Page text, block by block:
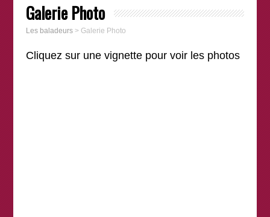
Galerie Photo
Les baladeurs> Galerie Photo
Cliquez sur une vignette pour voir les photos